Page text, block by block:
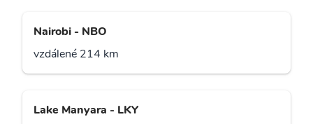
Nairobi - NBO
vzdálené 214 km
Lake Manyara - LKY